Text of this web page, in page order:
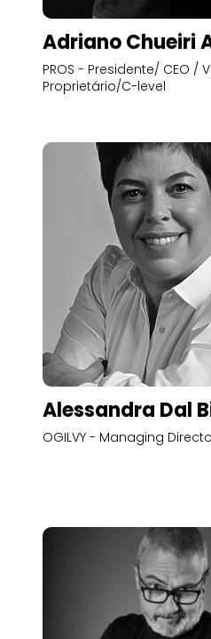
Adriano Chueiri
PROS - Presidente/ CEO /
Proprietário/C-level
Alessandra Dal
OGILVY - Managing